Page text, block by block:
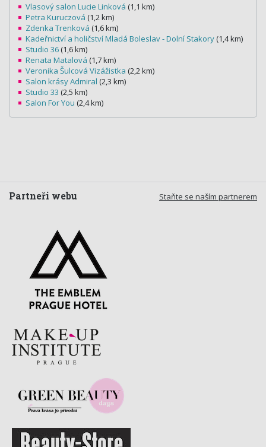
Vlasový salon Lucie Linková (1,1 km)
Petra Kuruczová (1,2 km)
Zdenka Trenková (1,6 km)
Kadeřnictví a holičství Mladá Boleslav - Dolní Stakory (1,4 km)
Studio 36 (1,6 km)
Renata Matalová (1,7 km)
Veronika Šulcová Vizážistka (2,2 km)
Salon krásy Admiral (2,3 km)
Studio 33 (2,5 km)
Salon For You (2,4 km)
Staňte se naším partnerem
Partneři webu